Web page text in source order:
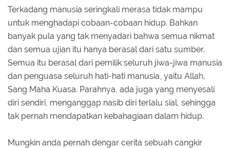
Terkadang manusia seringkali merasa tidak mampu
untuk menghadapi cobaan-cobaan hidup. Bahkan
banyak pula yang tak menyadari bahwa semua nikmat
dan semua ujian itu hanya berasal dari satu sumber.
Semua itu berasal dari pemilik seluruh jiwa-jiwa manusia
dan penguasa seluruh hati-hati manusia, yaitu Allah,
Sang Maha Kuasa. Parahnya, ada juga yang menyesali
diri sendiri, menganggap nasib diri terlalu sial, sehingga
tak pernah mendapatkan kebahagiaan dalam hidup.
Mungkin anda pernah dengar cerita sebuah cangkir